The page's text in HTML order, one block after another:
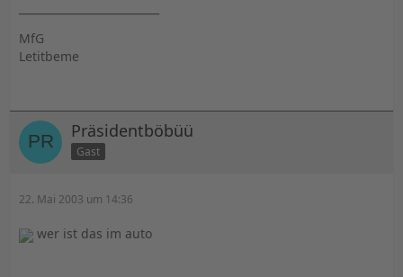
MfG
Letitbeme
Präsidentböbüü
Gast
22. Mai 2003 um 14:36
wer ist das im auto